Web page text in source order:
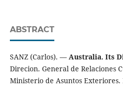
ABSTRACT
SANZ (Carlos). — Australia. Its
Direcion. General de Relaciones
Ministerio de Asuntos Exteriores.